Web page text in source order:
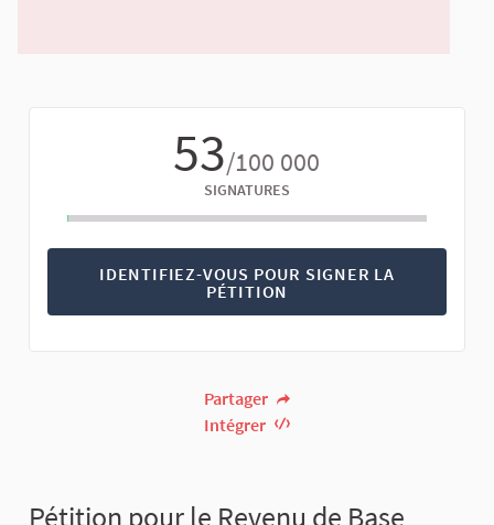
53/100 000
SIGNATURES
IDENTIFIEZ-VOUS POUR SIGNER LA
PÉTITION
Partager
Intégrer
Pétition pour le Revenu de Base